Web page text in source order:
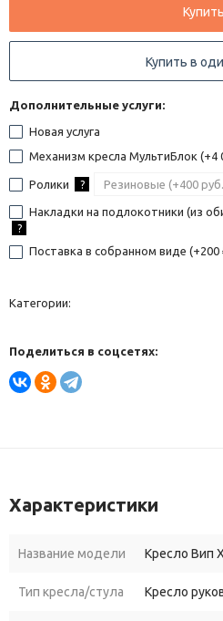
Купить
Купить в
Дополнительные услуги:
Новая услуга
Механизм кресла МультиБлок (+4
Ролики ?
Накладки на подлокотники (из
?
Поставка в собранном виде (+200
Категории:
Поделиться в соцсетях:
Характеристики
Название модели Кресло Вип
Тип кресла/стула Кресло